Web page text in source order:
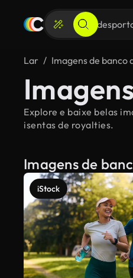
Lar Imagens de banco
Explore e baixe belas
isentas de royalties.
Imagens de
iStock